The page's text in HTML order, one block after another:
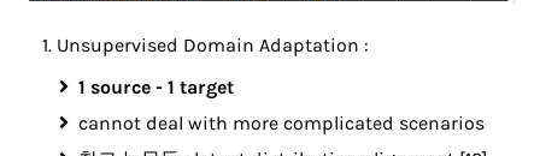
Unsupervised Domain Adaptation :
1 source - 1 target
cannot deal with more complicated scenarios